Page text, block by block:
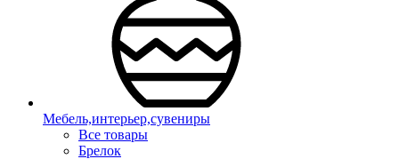
Мебель,интерьер,сувениры
Все товары
Брелок